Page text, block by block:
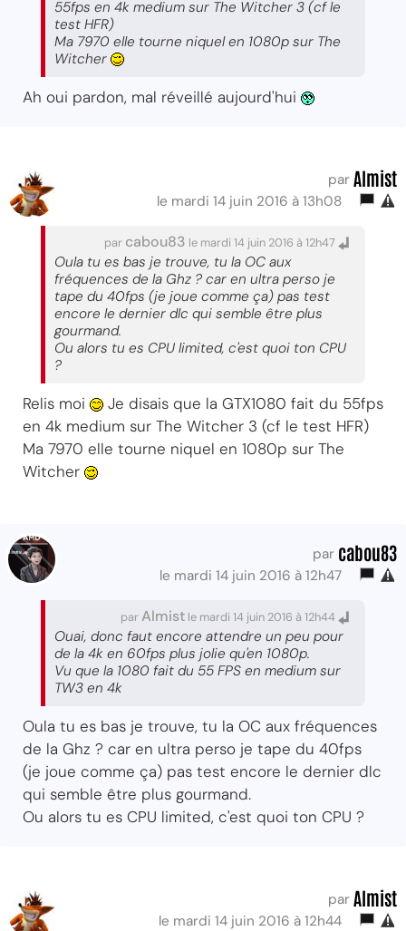
55fps en 4k medium sur The Witcher 3 (cf le
test HFR)
Ma 7970 elle tourne niquel en 1080p sur The
Witcher
Ah oui pardon, mal réveillé aujourd'hui
par Almist
le mardi 14 juin 2016 à 13h08
par cabou83 le mardi 14 juin 2016 à 12h47
Oula tu es bas je trouve, tu la OC aux
fréquences de la Ghz ? car en ultra perso je
tape du 40fps (je joue comme ça) pas test
encore le dernier dlc qui semble être plus
gourmand.
Ou alors tu es CPU limited, c'est quoi ton CPU
?
Relis moi
Je disais que la GTX1080 fait du 55fps
en 4k medium sur The Witcher 3 (cf le test HFR)
Ma 7970 elle tourne niquel en 1080p sur The
Witcher
par cabou83
le mardi 14 juin 2016 à 12h47
parAlmist le mardi 14 juin 2016 à 12h44
Ouai, donc faut encore attendre un peu pour
de la 4k en 60fps plus jolie qu'en 1080p.
Vu que la 1080 fait du 55 FPS en medium sur
TW3 en 4k
Oula tu es bas je trouve, tu la OC aux fréquences
de la Ghz ? car en ultra perso je tape du 40fps
(je joue comme ça) pas test encore le dernier dlc
qui semble être plus gourmand.
Ou alors tu es CPU limited, c'est quoi ton CPU ?
par Almist
le mardi 14 juin 2016 à 12h44